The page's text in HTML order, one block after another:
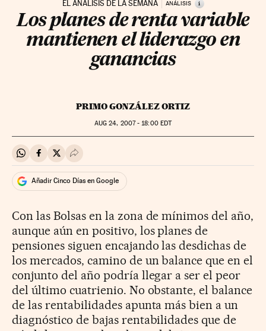
EL ANÁLISIS DE LA SEMANA ANÁLISIS i
Los planes de renta variable
mantienen el liderazgo en
ganancias
PRIMO GONZÁLEZ ORTIZ
AUG 24, 2007 - 18:00EDT
Compartir en Whatsapp
Compartir en Facebook
Compartir en Twitter
Desplegar Redes Sociales
Añadir Cinco Días en Google
Con las Bolsas en la zona de mínimos del año,
aunque aún en positivo, los planes de
pensiones siguen encajando las desdichas de
los mercados, camino de un balance que en el
conjunto del año podría llegar a ser el peor
del último cuatrienio. No obstante, el balance
de las rentabilidades apunta más bien a un
diagnóstico de bajas rentabilidades que de